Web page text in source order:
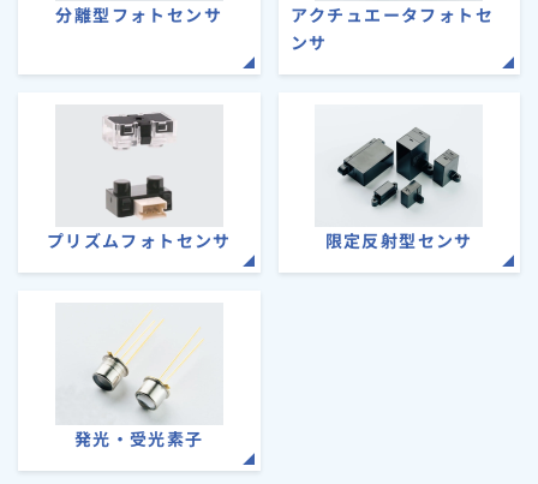
分離型フォトセンサ
アクチュエータフォトセ
ンサ
プリズムフォトセンサ 限定反射型センサ
発光・受光素子